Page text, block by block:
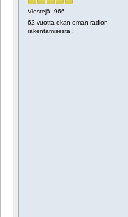
Viestejä: 966
62 vuotta ekan oman radion
rakentamisesta !